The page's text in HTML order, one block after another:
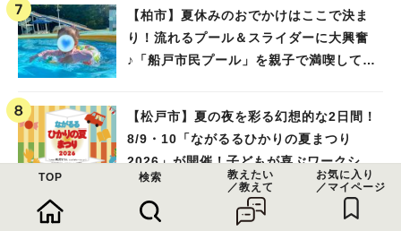
【柏市】夏休みのおでかけはここで決ま
り！流れるプール＆スライダーに大興奮
♪「船戸市民プール」を親子で満喫してき
【松戸市】夏の夜を彩る幻想的な2日間！
8/9・10「ながるるひかりの夏まつり
2026」が開催！子どもが喜ぶワークショ
ップや限定ヒーローショーも
【柏市】イオンモール柏に「張亮麻辣湯」
TOP 検索
教えたい
／教えて
お気に入り
／マイページ